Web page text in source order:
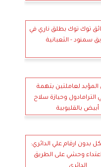
توك توك بطلق ناري في
سمنود - الثعبانية
لعاملتين بتهمة
الترامادول وحيازة سلاح
أبيض بالقليوبية
بدون ارقام علي الدائري:
وحشي على الطريق